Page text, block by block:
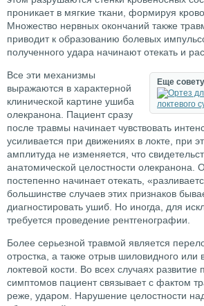
проникает в мягкие ткани, формируя
Множество нервных окончаний также
приводит к образованию болевых
полученного удара начинают отекать и
Еще
локтевого
Все эти механизмы
выражаются в характерной
клинической картине ушиба
олекранона. Пациент сразу
после травмы начинает чувствовать
усиливается при движениях в локте, при
амплитуда не изменяется, что
анатомической целостности олекранона.
постепенно начинает отекать,
большинстве случаев этих признаков
диагностировать ушиб. Но иногда, для
требуется проведение рентгенографии.
Более серьезной травмой является
отростка, а также отрыв шиловидного или
локтевой кости. Во всех случаях развитие
симптомов пациент связывает с фактом
реже, ударом. Нарушение целостности